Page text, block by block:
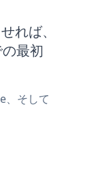
ば、
最初
そして